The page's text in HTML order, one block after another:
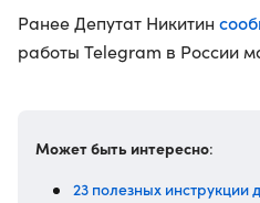
Ранее Депутат Никитин
работы Telegram в России
Может быть интересно:
23 полезных инструкции